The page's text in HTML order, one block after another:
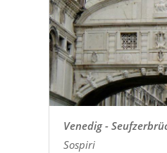
Venedig -
Sospiri